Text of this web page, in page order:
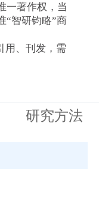
一著作权，当
“智研钧略”商
用、刊发，需
研究方法